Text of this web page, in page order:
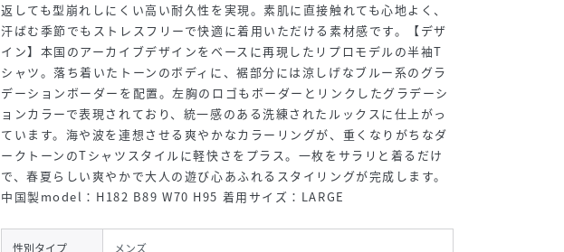
返しても型崩れしにくい高い耐久性を実現。素肌に直接触れても心地よく、
汗ばむ季節でもストレスフリーで快適に着用いただける素材感です。【デザ
イン】本国のアーカイブデザインをベースに再現したリプロモデルの半袖T
シャツ。落ち着いたトーンのボディに、裾部分には涼しげなブルー系のグラ
デーションボーダーを配置。左胸のロゴもボーダーとリンクしたグラデーシ
ョンカラーで表現されており、統一感のある洗練されたルックスに仕上がっ
ています。海や波を連想させる爽やかなカラーリングが、重くなりがちなダ
ークトーンのTシャツスタイルに軽快さをプラス。一枚をサラリと着るだけ
で、春夏らしい爽やかで大人の遊び心あふれるスタイリングが完成します。
中国製model：H182 B89 W70 H95 着用サイズ：LARGE
性別タイプ メンズ